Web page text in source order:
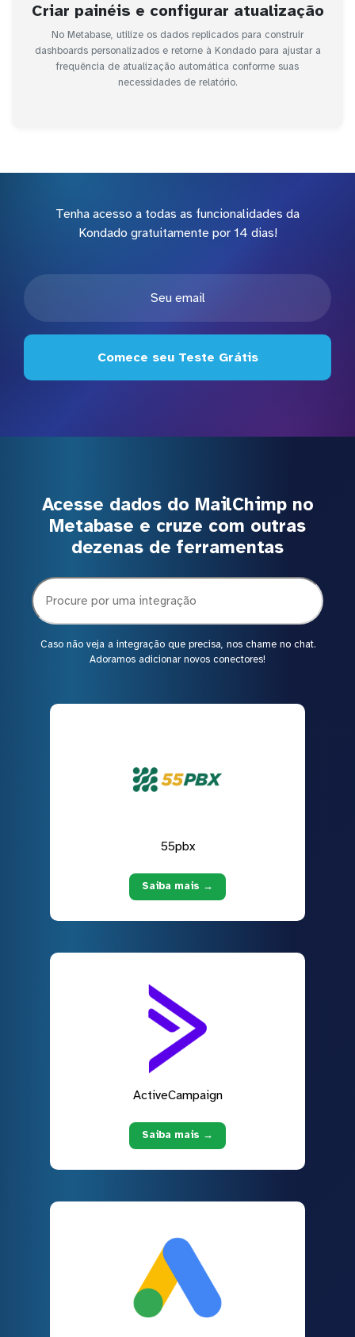
Criar painéis e configurar atualização
No Metabase, utilize os dados replicados para construir
dashboards personalizados e retorne à Kondado para ajustar a
frequência de atualização automática conforme suas
necessidades de relatório.
Tenha acesso a todas as funcionalidades da
Kondado gratuitamente por 14 dias!
Comece seu Teste Grátis
Acesse dados do MailChimp no
Metabase e cruze com outras
dezenas de ferramentas
Caso não veja a integração que precisa, nos chame no chat.
Adoramos adicionar novos conectores!
55pbx
Saiba mais →
ActiveCampaign
Saiba mais →